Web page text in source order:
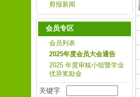
剪报新闻
会员专区
会员列表
2025年度会员大会通告
2025 年度审核小组暨学业
优异奖励金
关键字